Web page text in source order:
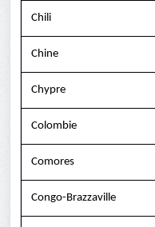
Chili
Chine
Chypre
Colombie
Comores
Congo-Brazzaville